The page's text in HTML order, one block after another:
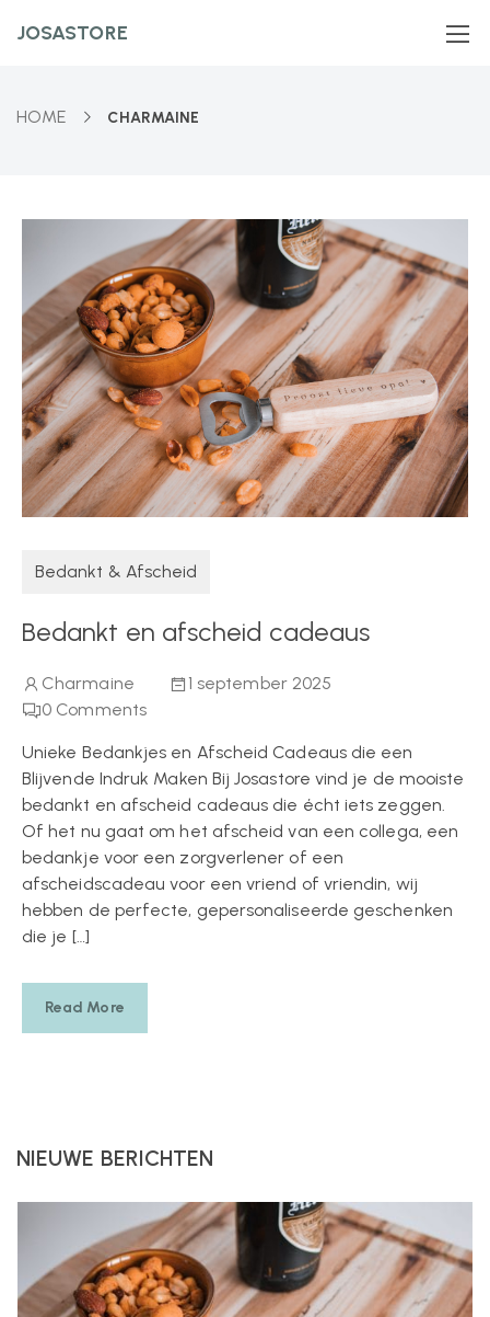
JOSASTORE
HOME CHARMAINE
Bedankt & Afscheid
Bedankt en afscheid cadeaus
Charmaine
1 september 2025
0 Comments
Unieke Bedankjes en Afscheid Cadeaus die een
Blijvende Indruk Maken Bij Josastore vind je de mooiste
bedankt en afscheid cadeaus die écht iets zeggen.
Of het nu gaat om het afscheid van een collega, een
bedankje voor een zorgverlener of een
afscheidscadeau voor een vriend of vriendin, wij
hebben de perfecte, gepersonaliseerde geschenken
die je […]
Read More
NIEUWE BERICHTEN